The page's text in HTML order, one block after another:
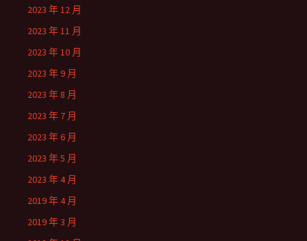
2023 年 12 月
2023 年 11 月
2023 年 10 月
2023 年 9 月
2023 年 8 月
2023 年 7 月
2023 年 6 月
2023 年 5 月
2023 年 4 月
2019 年 4 月
2019 年 3 月